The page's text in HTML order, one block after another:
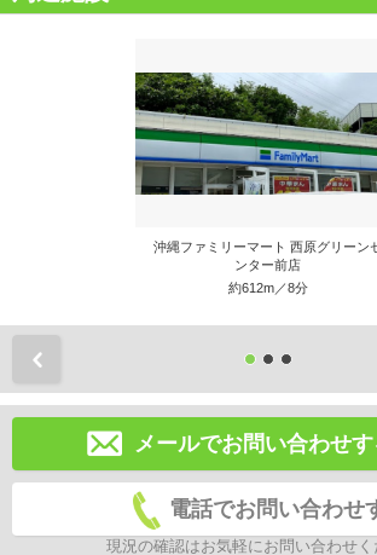
沖縄ファミリーマート 西原グリーン
ンター前店
約612m／8分
メールでお問い合わせ
電話でお問い合わせ
現況の確認はお気軽にお問い合わせく